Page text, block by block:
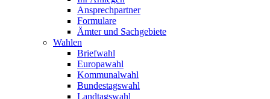
Ansprechpartner
Formulare
Ämter und Sachgebiete
Wahlen
Briefwahl
Europawahl
Kommunalwahl
Bundestagswahl
Landtagswahl